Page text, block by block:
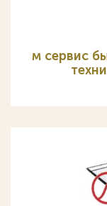
м сервис